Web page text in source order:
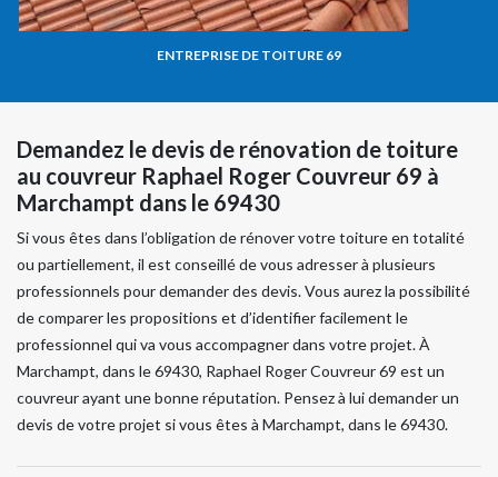
ENTREPRISE DE TOITURE 69
Demandez le devis de rénovation de toiture
au couvreur Raphael Roger Couvreur 69 à
Marchampt dans le 69430
Si vous êtes dans l’obligation de rénover votre toiture en totalité
ou partiellement, il est conseillé de vous adresser à plusieurs
professionnels pour demander des devis. Vous aurez la possibilité
de comparer les propositions et d’identifier facilement le
professionnel qui va vous accompagner dans votre projet. À
Marchampt, dans le 69430, Raphael Roger Couvreur 69 est un
couvreur ayant une bonne réputation. Pensez à lui demander un
devis de votre projet si vous êtes à Marchampt, dans le 69430.